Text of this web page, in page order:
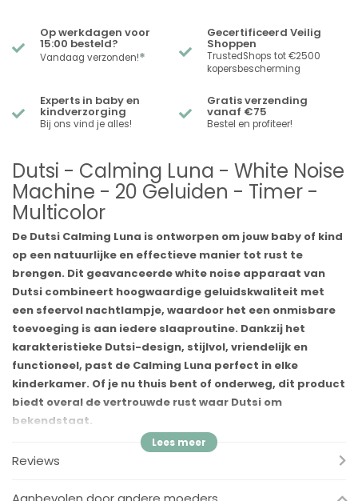
Op werkdagen voor
15:00 besteld?
Vandaag verzonden!*
Gecertificeerd Veilig
Shoppen
TrustedShops tot €2500
kopersbescherming
Experts in baby en
kindverzorging
Bij ons vind je alles!
Gratis verzending
vanaf €75
Bestel en profiteer!
Dutsi - Calming Luna - White Noise
Machine - 20 Geluiden - Timer -
Multicolor
De Dutsi Calming Luna is ontworpen om jouw baby of kind
op een natuurlijke en effectieve manier tot rust te
brengen. Dit geavanceerde white noise apparaat van
Dutsi combineert hoogwaardige geluidskwaliteit met
een sfeervol nachtlampje, waardoor het een onmisbare
toevoeging is aan iedere slaaproutine. Dankzij het
karakteristieke Dutsi-design, stijlvol, vriendelijk en
functioneel, past de Calming Luna perfect in elke
kinderkamer. Of je nu thuis bent of onderweg, dit product
biedt overal de vertrouwde rust waar Dutsi om
bekendstaat.
Geef je baby of kind de perfecte slaapomgeving met de Dutsi
Calming Luna, die met 20 zorgvuldig geselecteerde geluiden
Reviews